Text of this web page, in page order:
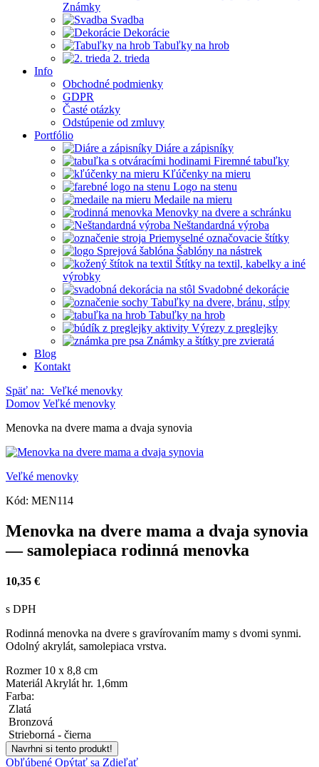
Známky
Svadba
Dekorácie
Tabuľky na hrob
2. trieda
Info
Obchodné podmienky
GDPR
Časté otázky
Odstúpenie od zmluvy
Portfólio
Diáre a zápisníky
Firemné tabuľky
Kľúčenky na mieru
Logo na stenu
Medaile na mieru
Menovky na dvere a schránku
Neštandardná výroba
Priemyselné označovacie štítky
Šablóny na nástrek
Štítky na textil, kabelky a iné
výrobky
Svadobné dekorácie
Tabuľky na dvere, bránu, stĺpy
Tabuľky na hrob
Výrezy z preglejky
Známky a štítky pre zvieratá
Blog
Kontakt
Späť na: Veľké menovky
Domov Veľké menovky
Menovka na dvere mama a dvaja synovia
Veľké menovky
Kód: MEN114
Menovka na dvere mama a dvaja synovia
— samolepiaca rodinná menovka
10,35 €
s DPH
Rodinná menovka na dvere s gravírovaním mamy s dvomi synmi.
Odolný akrylát, samolepiaca vrstva.
Rozmer 10 x 8,8 cm
MateriálAkrylát hr. 1,6mm
Farba:
Zlatá
Bronzová
Strieborná - čierna
Navrhni si tento produkt!
Obľúbené Opýtať sa Zdieľať